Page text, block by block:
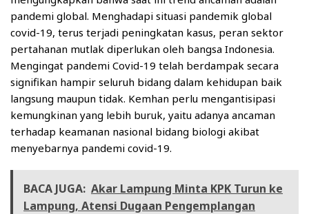
pandemi global. Menghadapi situasi pandemik global
covid-19, terus terjadi peningkatan kasus, peran sektor
pertahanan mutlak diperlukan oleh bangsa Indonesia.
Mengingat pandemi Covid-19 telah berdampak secara
signifikan hampir seluruh bidang dalam kehidupan baik
langsung maupun tidak. Kemhan perlu mengantisipasi
kemungkinan yang lebih buruk, yaitu adanya ancaman
terhadap keamanan nasional bidang biologi akibat
menyebarnya pandemi covid-19.
BACA JUGA: Akar Lampung Minta KPK Turun ke
Lampung, Atensi Dugaan Pengemplangan